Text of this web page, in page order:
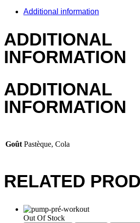
Additional information
ADDITIONAL
INFORMATION
ADDITIONAL
INFORMATION
Goût Pastèque, Cola
RELATED
Out Of Stock